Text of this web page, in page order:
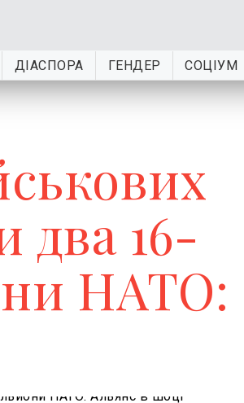
ДІАСПОРА ГЕНДЕР СОЦІУМ
два 16-
НАТО: